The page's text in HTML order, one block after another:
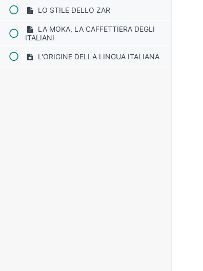
LO STILE DELLO ZAR
LA MOKA, LA CAFFETTIERA DEGLI
ITALIANI
L'ORIGINE DELLA LINGUA ITALIANA